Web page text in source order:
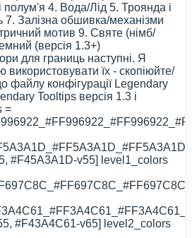
4. Вода/Лід 5. Троянда і
7. Залізна обшивка/механізми
мотив 9. Святе (німб/
(версія 1.3+)
для границь наступні. Я
використовувати їх - скопіюйте/
файлу конфігурації Legendary
Tooltips версія 1.3 і
=
#F45A3A1D-v55] level1_colors
#F43A4C61-v65] level2_colors